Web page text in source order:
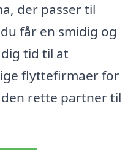
der passer til
får en smidig og
tid til at
flyttefirmaer for
rette partner til